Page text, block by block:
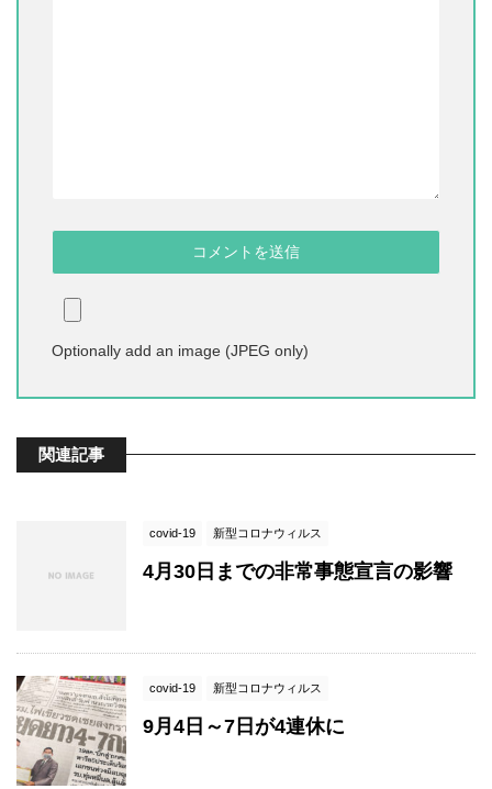
Optionally add an image (JPEG only)
関連記事
covid-19 新型コロナウィルス
4月30日までの非常事態宣言の影響
covid-19 新型コロナウィルス
9月4日～7日が4連休に